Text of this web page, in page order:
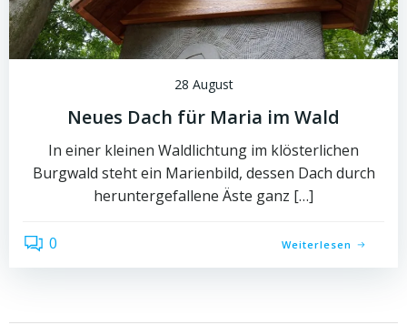
28 August
Neues Dach für Maria im Wald
In einer kleinen Waldlichtung im klösterlichen
Burgwald steht ein Marienbild, dessen Dach durch
heruntergefallene Äste ganz […]
0 Weiterlesen